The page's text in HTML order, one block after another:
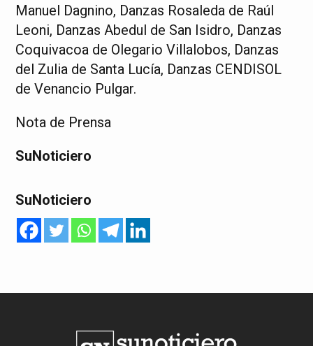
Manuel Dagnino, Danzas Rosaleda de Raúl
Leoni, Danzas Abedul de San Isidro, Danzas
Coquivacoa de Olegario Villalobos, Danzas
del Zulia de Santa Lucía, Danzas CENDISOL
de Venancio Pulgar.
Nota de Prensa
SuNoticiero
SuNoticiero